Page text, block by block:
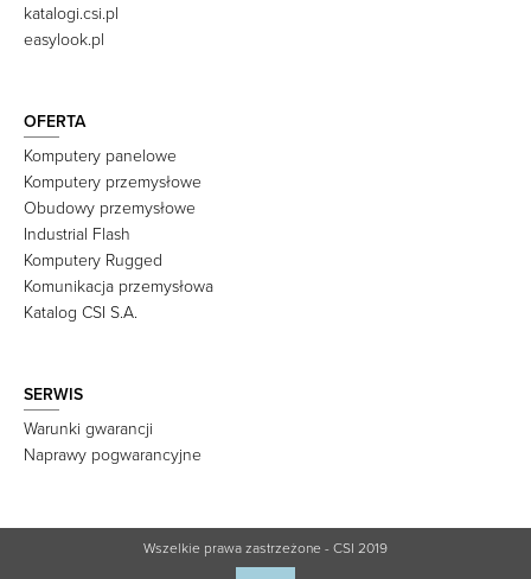
katalogi.csi.pl
easylook.pl
OFERTA
Komputery panelowe
Komputery przemysłowe
Obudowy przemysłowe
Industrial Flash
Komputery Rugged
Komunikacja przemysłowa
Katalog CSI S.A.
SERWIS
Warunki gwarancji
Naprawy pogwarancyjne
Wszelkie prawa zastrzeżone - CSI 2019